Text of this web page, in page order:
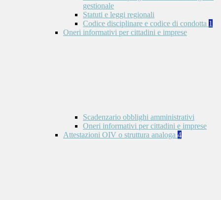
gestionale
Statuti e leggi regionali
Codice disciplinare e codice di condotta 1
Oneri informativi per cittadini e imprese
Scadenzario obblighi amministrativi
Oneri informativi per cittadini e imprese
Attestazioni OIV o struttura analoga 4